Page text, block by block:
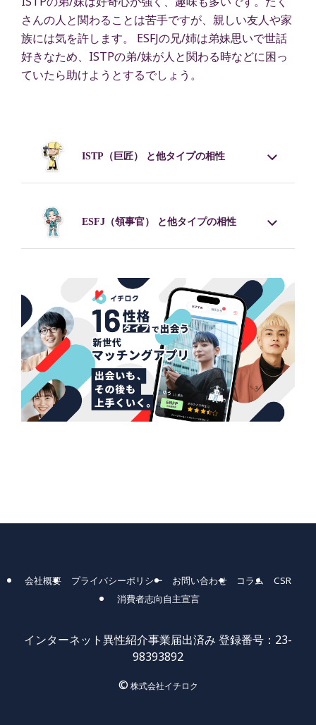
さんの人と関わることは苦手ですが、親しい友人や家
族には気を許します。 ESFJの兄/姉は弟妹思いで世話
好きなため、ISTPの弟/妹が人と関わる時などに困っ
ていたら助けようとするでしょう。
ISTP （巨匠） と他タイプの相性
ESFJ （領事官） と他タイプの相性
会社概要 プライバシーポリシー お問い合わせ コラム
CSR
消費者志向自主宣言
インターネット異性紹介事業届出済み 登録番号：23-
98393892
© 株式会社イチロク